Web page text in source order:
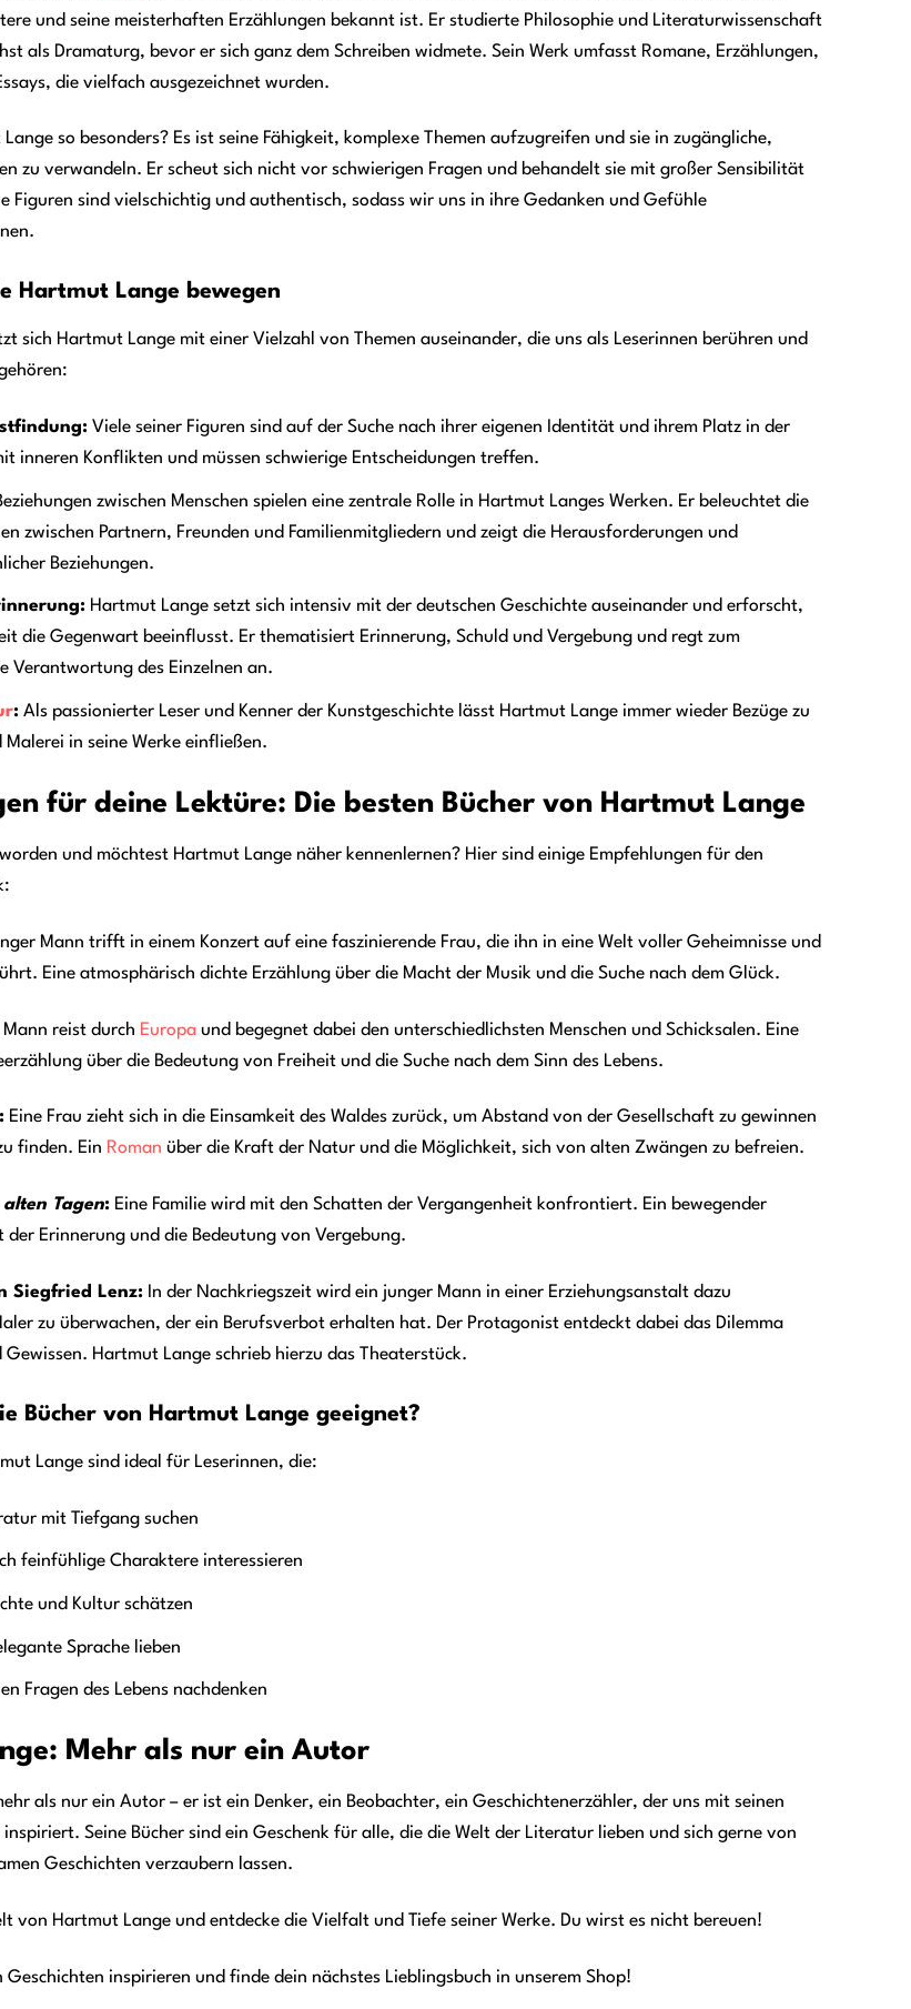
und seine meisterhaften Erzählungen bekannt ist. Er studierte Philosophie und Literaturwissenschaft
als Dramaturg, bevor er sich ganz dem Schreiben widmete. Sein Werk umfasst Romane, Erzählungen,
die vielfach ausgezeichnet wurden.
so besonders? Es ist seine Fähigkeit, komplexe Themen aufzugreifen und sie in zugängliche,
zu verwandeln. Er scheut sich nicht vor schwierigen Fragen und behandelt sie mit großer Sensibilität
Figuren sind vielschichtig und authentisch, sodass wir uns in ihre Gedanken und Gefühle
Hartmut Lange bewegen
sich Hartmut Lange mit einer Vielzahl von Themen auseinander, die uns als Leserinnen berühren und
Viele seiner Figuren sind auf der Suche nach ihrer eigenen Identität und ihrem Platz in der
inneren Konflikten und müssen schwierige Entscheidungen treffen.
zwischen Menschen spielen eine zentrale Rolle in Hartmut Langes Werken. Er beleuchtet die
zwischen Partnern, Freunden und Familienmitgliedern und zeigt die Herausforderungen und
Beziehungen.
Hartmut Lange setzt sich intensiv mit der deutschen Geschichte auseinander und erforscht,
die Gegenwart beeinflusst. Er thematisiert Erinnerung, Schuld und Vergebung und regt zum
Verantwortung des Einzelnen an.
: Als passionierter Leser und Kenner der Kunstgeschichte lässt Hartmut Lange immer wieder Bezüge zu
in seine Werke einfließen.
für deine Lektüre: Die besten Bücher von Hartmut Lange
und möchtest Hartmut Lange näher kennenlernen? Hier sind einige Empfehlungen für den
Mann trifft in einem Konzert auf eine faszinierende Frau, die ihn in eine Welt voller Geheimnisse und
Eine atmosphärisch dichte Erzählung über die Macht der Musik und die Suche nach dem Glück.
Mann reist durch Europa und begegnet dabei den unterschiedlichsten Menschen und Schicksalen. Eine
über die Bedeutung von Freiheit und die Suche nach dem Sinn des Lebens.
: Eine Frau zieht sich in die Einsamkeit des Waldes zurück, um Abstand von der Gesellschaft zu gewinnen
finden. Ein Roman über die Kraft der Natur und die Möglichkeit, sich von alten Zwängen zu befreien.
Tagen: Eine Familie wird mit den Schatten der Vergangenheit konfrontiert. Ein bewegender
der Erinnerung und die Bedeutung von Vergebung.
Siegfried Lenz: In der Nachkriegszeit wird ein junger Mann in einer Erziehungsanstalt dazu
zu überwachen, der ein Berufsverbot erhalten hat. Der Protagonist entdeckt dabei das Dilemma
Gewissen. Hartmut Lange schrieb hierzu das Theaterstück.
Bücher von Hartmut Lange geeignet?
Lange sind ideal für Leserinnen, die:
mit Tiefgang suchen
feinfühlige Charaktere interessieren
und Kultur schätzen
Sprache lieben
Fragen des Lebens nachdenken
Mehr als nur ein Autor
als nur ein Autor – er ist ein Denker, ein Beobachter, ein Geschichtenerzähler, der uns mit seinen
Seine Bücher sind ein Geschenk für alle, die die Welt der Literatur lieben und sich gerne von
Geschichten verzaubern lassen.
von Hartmut Lange und entdecke die Vielfalt und Tiefe seiner Werke. Du wirst es nicht bereuen!
Geschichten inspirieren und finde dein nächstes Lieblingsbuch in unserem Shop!